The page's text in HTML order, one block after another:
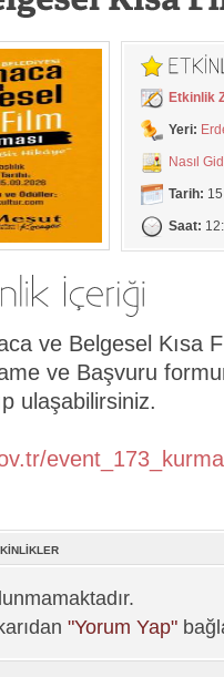
Etkinlik
Yeri:
Nasıl
Tarih:
Saat:
ve Belgesel Kısa
ve Başvuru
ulaşabilirsiniz.
"Yorum Yap"